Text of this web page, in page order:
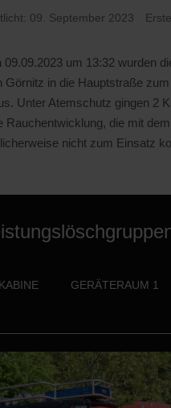
09. September 2023
09.09.2023 um 13:32 wurden
Görnitz in die Hauptstraße
Unter Atemschutz gingen 2
Rauchentwicklung, die mit
nicht zum Einsatz
KABINE GERÄTERAUM 1